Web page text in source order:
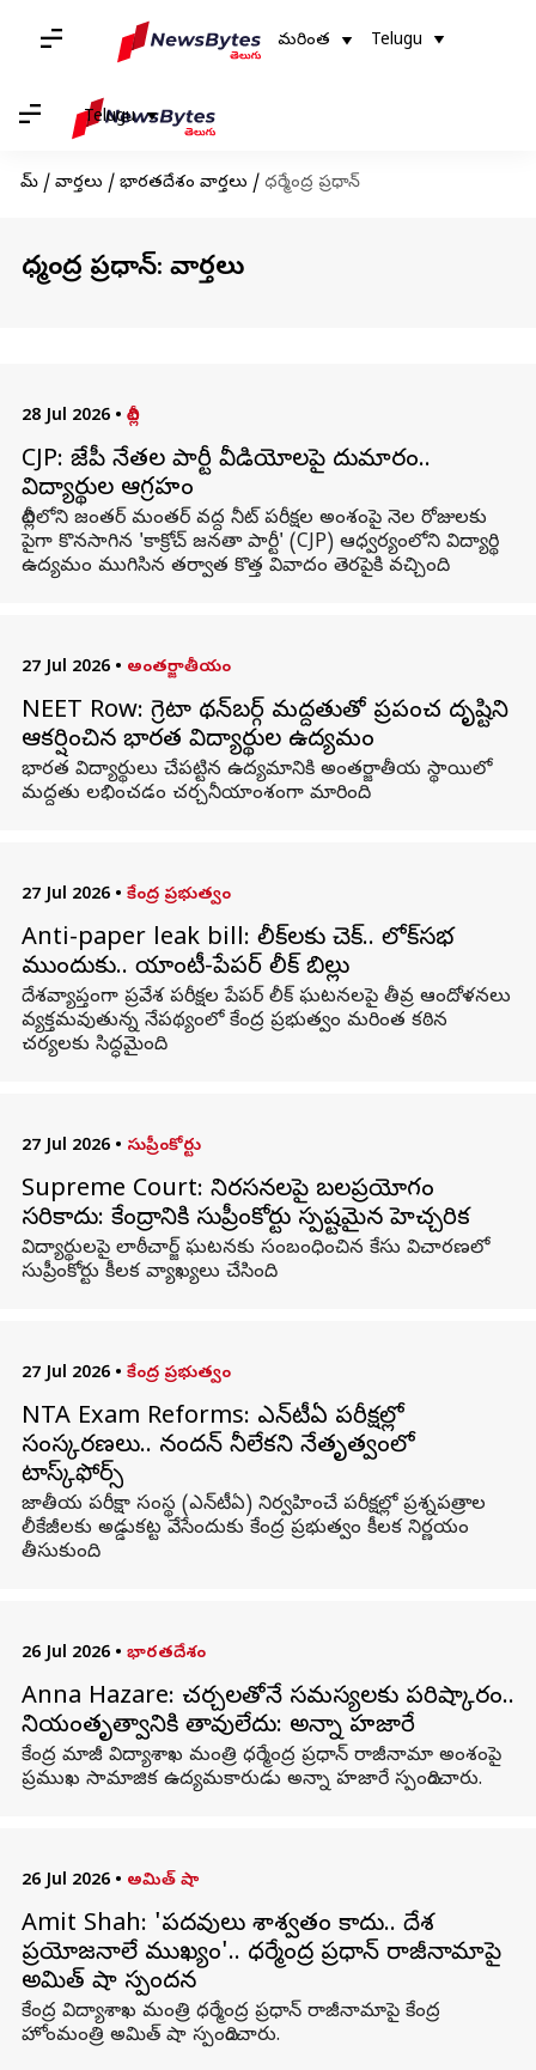
మరింత Telugu
Telugu
హోమ్ / వార్తలు / భారతదేశం వార్తలు / ధర్మేంద్ర ప్రధాన్
ధర్మేంద్ర ప్రధాన్: వార్తలు
28 Jul 2026 • దిల్లీ
CJP: సీజేపీ నేతల పార్టీ వీడియోలపై దుమారం..
విద్యార్థుల ఆగ్రహం
దిల్లీలోని జంతర్ మంతర్ వద్ద నీట్ పరీక్షల అంశంపై నెల రోజులకు
పైగా కొనసాగిన 'కాక్రోచ్ జనతా పార్టీ' (CJP) ఆధ్వర్యంలోని విద్యార్థి
ఉద్యమం ముగిసిన తర్వాత కొత్త వివాదం తెరపైకి వచ్చింది.
27 Jul 2026 • అంతర్జాతీయం
NEET Row: గ్రెటా థన్‌బర్గ్ మద్దతుతో ప్రపంచ దృష్టిని
ఆకర్షించిన భారత విద్యార్థుల ఉద్యమం
భారత విద్యార్థులు చేపట్టిన ఉద్యమానికి అంతర్జాతీయ స్థాయిలో
మద్దతు లభించడం చర్చనీయాంశంగా మారింది.
27 Jul 2026 • కేంద్ర ప్రభుత్వం
Anti-paper leak bill: లీక్‌లకు చెక్‌.. లోక్‌సభ
ముందుకు.. యాంటీ-పేపర్‌ లీక్‌ బిల్లు
దేశవ్యాప్తంగా ప్రవేశ పరీక్షల పేపర్‌ లీక్‌ ఘటనలపై తీవ్ర ఆందోళనలు
వ్యక్తమవుతున్న నేపథ్యంలో కేంద్ర ప్రభుత్వం మరింత కఠిన
చర్యలకు సిద్ధమైంది.
27 Jul 2026 • సుప్రీంకోర్టు
Supreme Court: నిరసనలపై బలప్రయోగం
సరికాదు: కేంద్రానికి సుప్రీంకోర్టు స్పష్టమైన హెచ్చరిక
విద్యార్థులపై లాఠీచార్జ్ ఘటనకు సంబంధించిన కేసు విచారణలో
సుప్రీంకోర్టు కీలక వ్యాఖ్యలు చేసింది.
27 Jul 2026 • కేంద్ర ప్రభుత్వం
NTA Exam Reforms: ఎన్‌టీఏ పరీక్షల్లో
సంస్కరణలు.. నందన్ నీలేకని నేతృత్వంలో
టాస్క్‌ఫోర్స్
జాతీయ పరీక్షా సంస్థ (ఎన్‌టీఏ) నిర్వహించే పరీక్షల్లో ప్రశ్నపత్రాల
లీకేజీలకు అడ్డుకట్ట వేసేందుకు కేంద్ర ప్రభుత్వం కీలక నిర్ణయం
తీసుకుంది.
26 Jul 2026 • భారతదేశం
Anna Hazare: చర్చలతోనే సమస్యలకు పరిష్కారం..
నియంతృత్వానికి తావులేదు: అన్నా హజారే
కేంద్ర మాజీ విద్యాశాఖ మంత్రి ధర్మేంద్ర ప్రధాన్ రాజీనామా అంశంపై
ప్రముఖ సామాజిక ఉద్యమకారుడు అన్నా హజారే స్పందించారు.
26 Jul 2026 • అమిత్ షా
Amit Shah: 'పదవులు శాశ్వతం కాదు.. దేశ
ప్రయోజనాలే ముఖ్యం'.. ధర్మేంద్ర ప్రధాన్ రాజీనామాపై
అమిత్ షా స్పందన
కేంద్ర విద్యాశాఖ మంత్రి ధర్మేంద్ర ప్రధాన్ రాజీనామాపై కేంద్ర
హోంమంత్రి అమిత్ షా స్పందించారు.